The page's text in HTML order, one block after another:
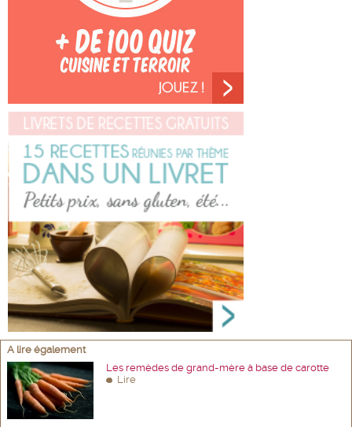
A lire également
Les remèdes de grand-mère à base de carotte
Lire